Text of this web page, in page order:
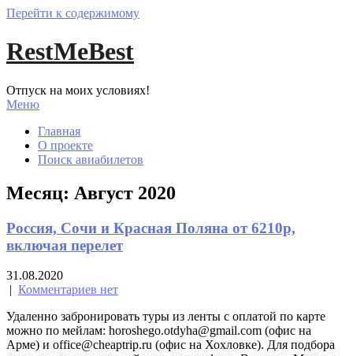
Перейти к содержимому
RestMeBest
Отпуск на моих условиях!
Меню
Главная
О проекте
Поиск авиабилетов
Месяц: Август 2020
Россия, Сочи и Красная Поляна от 6210р,
включая перелет
31.08.2020
| Комментариев нет
Удаленно забронировать туры из ленты с оплатой по карте
можно по мейлам: horoshego.otdyha@gmail.com (офис на
Арме) и office@cheaptrip.ru (офис на Хохловке). Для подбора